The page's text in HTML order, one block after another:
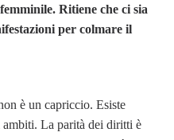
Ritiene che ci sia
per colmare il
è un capriccio. Esiste
ambiti. La parità dei diritti è